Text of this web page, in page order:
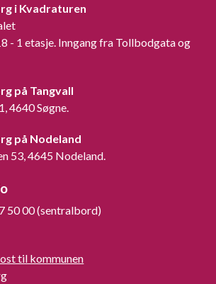
i Kvadraturen
- 1 etasje. Inngang fra Tollbodgata og
på Tangvall
4640 Søgne.
på Nodeland
53, 4645 Nodeland.
50 00 (sentralbord)
til kommunen